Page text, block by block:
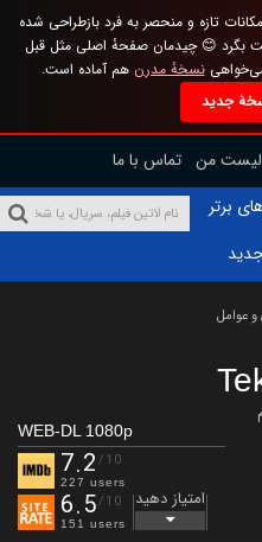
تازه و منحصر به فرد بازطراحی شده
بگرد 😊 چیدمان صفحهٔ اصلی مثل قبل
می‌خواهینسخهٔ مدرن هم آماده است.
جدید
لیست من تماس با ما
برتر
و عوامل
WEB-DL 1080p
7.2 /10
227 users
6.5/10
151 users
امتیاز دهید